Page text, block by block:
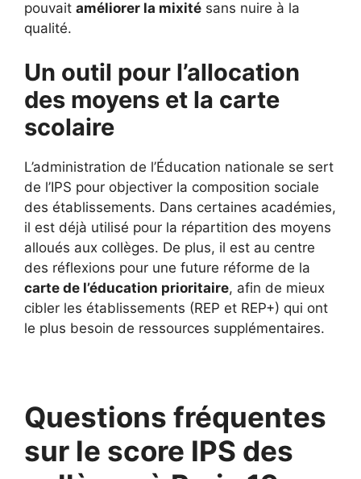
pouvait améliorer la mixité sans nuire à la
qualité.
Un outil pour l’allocation
des moyens et la carte
scolaire
L’administration de l’Éducation nationale se sert
de l’IPS pour objectiver la composition sociale
des établissements. Dans certaines académies,
il est déjà utilisé pour la répartition des moyens
alloués aux collèges. De plus, il est au centre
des réflexions pour une future réforme de la
carte de l’éducation prioritaire, afin de mieux
cibler les établissements (REP et REP+) qui ont
le plus besoin de ressources supplémentaires.
Questions fréquentes
sur le score IPS des